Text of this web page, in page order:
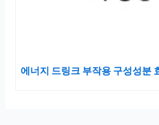
에너지 드링크 부작용 구성성분